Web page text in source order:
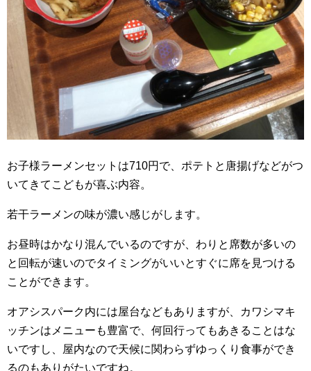
お子様ラーメンセットは710円で、ポテトと唐揚げなどがつ
いてきてこどもが喜ぶ内容。
若干ラーメンの味が濃い感じがします。
お昼時はかなり混んでいるのですが、わりと席数が多いの
と回転が速いのでタイミングがいいとすぐに席を見つける
ことができます。
オアシスパーク内には屋台などもありますが、カワシマキ
ッチンはメニューも豊富で、何回行ってもあきることはな
いですし、屋内なので天候に関わらずゆっくり食事ができ
るのもありがたいですね。